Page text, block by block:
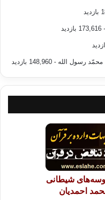
- 173,616 بازدید
رسول الله - 148,960 بازدید
شیطانی
احمدیان